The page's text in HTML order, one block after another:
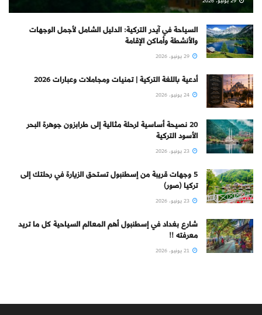
السياحة في آيدر التركية: الدليل الشامل لأجمل الوجهات
والأنشطة وأماكن الإقامة
أدعية باللغة التركية | تمنيات ومجاملات وعبارات 2026
20 نصيحة أساسية لرحلة مثالية إلى طرابزون جوهرة البحر
الأسود التركية
5 وجهات قريبة من إسطنبول تستحق الزيارة في رحلتك إلى
تركيا (صور)
شارع بغداد في إسطنبول أهم المعالم السياحية كل ما تريد
معرفته !!